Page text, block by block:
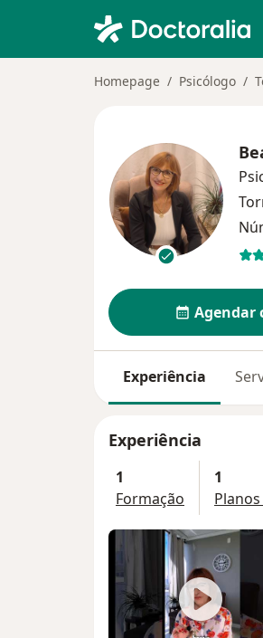
Homepage Psicólogo
Agendar
Experiência
Experiência
1
Formação
1